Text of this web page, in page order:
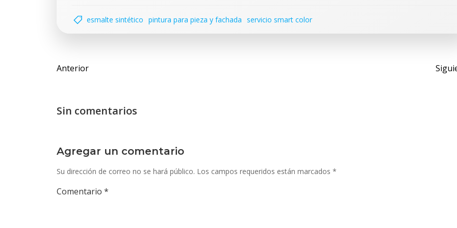
esmalte sintético pintura para pieza y fachada servicio smart color
Navegación
de
Anterior
de
Sin comentarios
Agregar un comentario
Su dirección de correo no se hará público. Los campos requeridos están marcados *
Comentario *